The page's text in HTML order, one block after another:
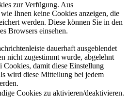
zur Verfügung. Aus
Ihnen keine Cookies anzeigen, die
werden. Diese können Sie in den
Browsers einsehen.
dauerhaft ausgeblendet
nicht zugestimmt wurde, abgelehnt
damit diese Einstellung
wird diese Mitteilung bei jedem
Cookies zu aktivieren/deaktivieren.